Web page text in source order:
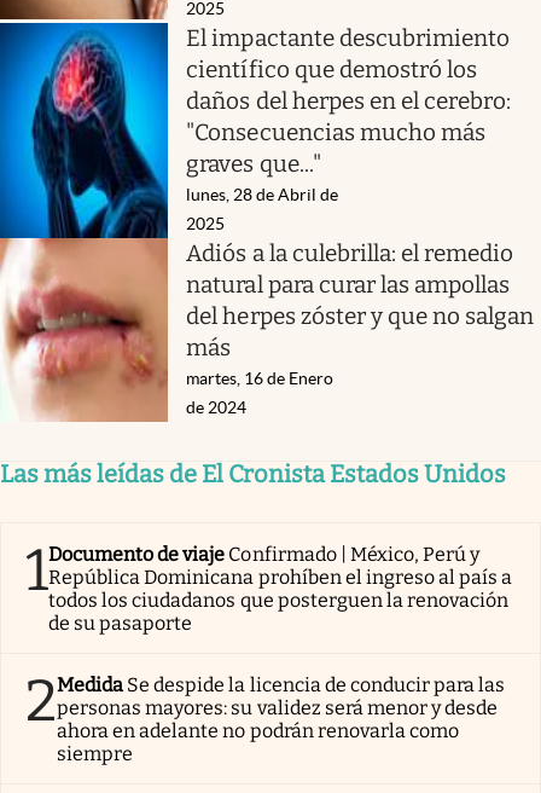
2025
El impactante descubrimiento
científico que demostró los
daños del herpes en el cerebro:
"Consecuencias mucho más
graves que..."
lunes, 28 de Abril de
2025
Adiós a la culebrilla: el remedio
natural para curar las ampollas
del herpes zóster y que no salgan
más
martes, 16 de Enero
de 2024
Las más leídas de El Cronista Estados Unidos
1Documento de viaje Confirmado | México, Perú y
República Dominicana prohíben el ingreso al país a
todos los ciudadanos que posterguen la renovación
de su pasaporte
2Medida Se despide la licencia de conducir para las
personas mayores: su validez será menor y desde
ahora en adelante no podrán renovarla como
siempre